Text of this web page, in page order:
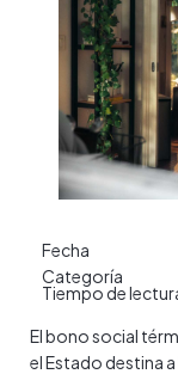
Fecha
Categoría
Tiempo de
El bono social
el Estado destina